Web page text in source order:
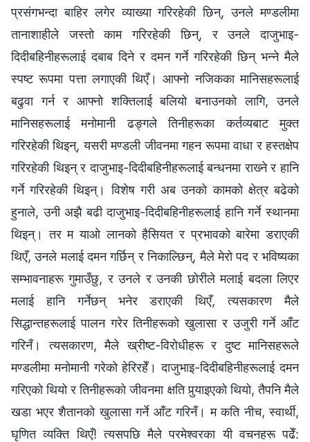
प्रसंगभन्दा बाहिर लगेर व्याख्या गरिरहेकी छिन्, उनले मण्डलीमा
तानाशाहीले जस्तो काम गरिरहेकी छिन्, र उनले दाजुभाइ-
दिदीबहिनीहरूलाई दबाब दिने र दमन गर्ने गरिरहेकी छिन् भन्‍ने मैले
स्पष्ट रूपमा पत्ता लगाएकी थिएँ। आफ्‍नो नजिकका मानिसहरूलाई
बढुवा गर्न र आफ्‍नो शक्तिलाई बलियो बनाउनको लागि, उनले
मानिसहरूलाई मनोमानी ढङ्गले तिनीहरूका कर्तव्यबाट मुक्त
गरिरहेकी थिइन्, यसरी मण्डली जीवनमा गहन रूपमा वाधा र हस्तक्षेप
गरिरहेकी थिइन् र दाजुभाइ-दिदीबहिनीहरूलाई बन्धनमा राख्‍ने र हानि
गर्ने गरिरहेकी थिइन्। विशेष गरी अब उनको कामको क्षेत्र बढेको
हुनाले, उनी अझै बढी दाजुभाइ-दिदीबहिनीहरूलाई हानि गर्ने स्थानमा
थिइन्। तर म याओ लानको हैसियत र प्रभावको बारेमा डराएकी
थिएँ, उनले मलाई दमन गर्छिन् र निकाल्छिन्, मैले मेरो पद र भविष्यका
सम्‍भावनाहरू गुमाउँछु, र उनले र उनकी छोरीले मलाई बदला लिएर
मलाई हानि गर्नेछन् भनेर डराएकी थिएँ, त्यसकारण मैले
सिद्धान्तहरूलाई पालन गरेर तिनीहरूको खुलासा र उजुरी गर्ने आँट
गरिनँ। त्यसकारण, मैले ख्रीष्ट-विरोधीहरू र दुष्ट मानिसहरूले
मण्डलीमा मनोमानी गरेको हेरिरहेँ। दाजुभाइ-दिदीबहिनीहरूलाई दमन
गरिएको थियो र तिनीहरूको जीवनमा क्षति पुर्‍याइएको थियो, तैपनि मैले
खडा भएर शैतानको खुलासा गर्ने आँट गरिनँ। म कति नीच, स्वार्थी,
घृणित व्यक्ति थिएँ! त्यसपछि मैले परमेश्‍वरका यी वचनहरू पढेँ: